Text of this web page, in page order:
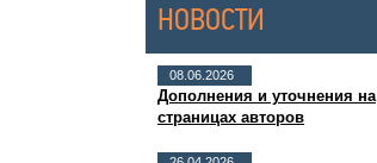
НОВОСТИ
08.06.2026
Дополнения и уточнения на
страницах авторов